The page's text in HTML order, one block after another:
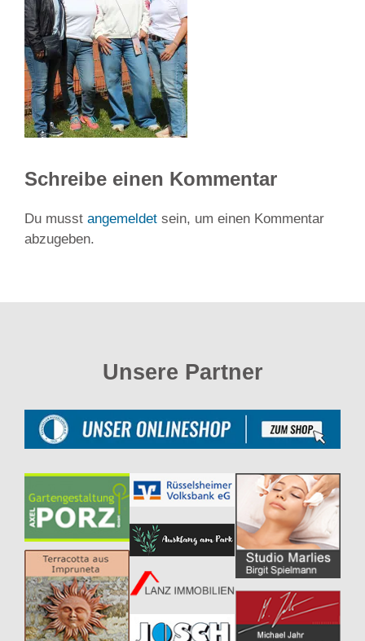
Schreibe einen Kommentar
Du musst angemeldet sein, um einen Kommentar
abzugeben.
Unsere Partner